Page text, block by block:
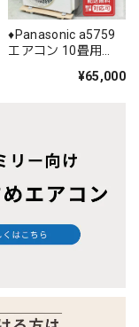
♦️Panasonic a5759
エアコン 10畳用
¥65,000